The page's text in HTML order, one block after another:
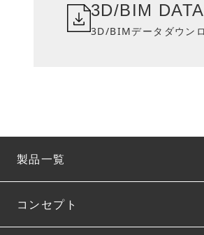
3D/BIM DATA
3D/BIMデータダウン
製品一覧
コンセプト